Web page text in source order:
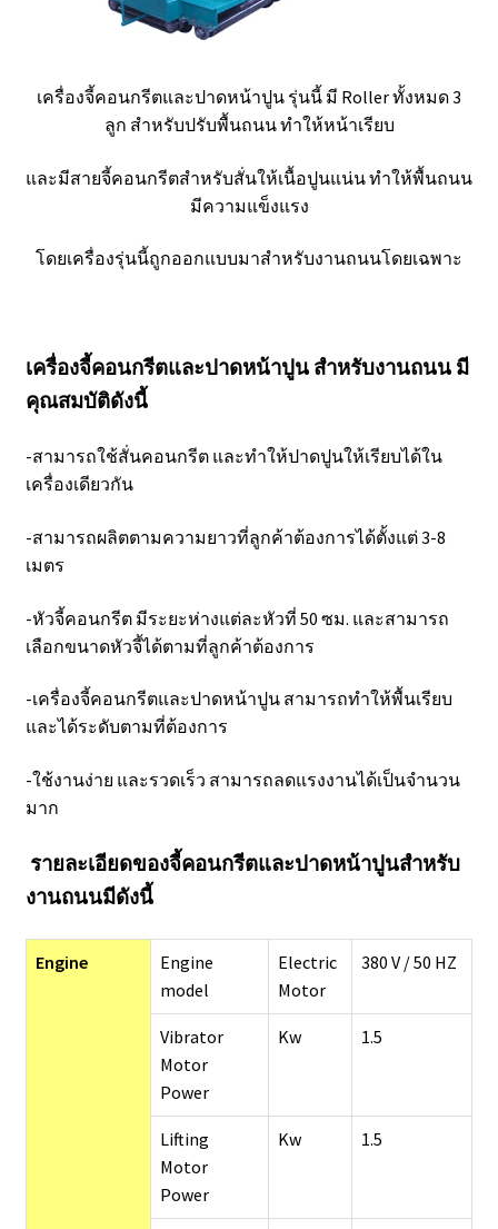
เครื่องจี้คอนกรีตและปาดหน้าปูน รุ่นนี้ มี Roller ทั้งหมด 3
ลูก สำหรับปรับพื้นถนน ทำให้หน้าเรียบ
และมีสายจี้คอนกรีตสำหรับสั่นให้เนื้อปูนแน่นทำให้พื้นถนน
มีความแข็งแรง
โดยเครื่องรุ่นนี้ถูกออกแบบมาสำหรับงานถนนโดยเฉพาะ
เครื่องจี้คอนกรีตและปาดหน้าปูน สำหรับงานถนน มี
คุณสมบัติดังนี้
-สามารถใช้สั่นคอนกรีต และทำให้ปาดปูนให้เรียบได้ใน
เครื่องเดียวกัน
-สามารถผลิตตามความยาวที่ลูกค้าต้องการได้ตั้งแต่ 3-8
เมตร
-หัวจี้คอนกรีต มีระยะห่างแต่ละหัวที่ 50 ซม. และสามารถ
เลือกขนาดหัวจี้ได้ตามที่ลูกค้าต้องการ
-เครื่องจี้คอนกรีตและปาดหน้าปูน สามารถทำให้พื้นเรียบ
และได้ระดับตามที่ต้องการ
-ใช้งานง่าย และรวดเร็ว สามารถลดแรงงานได้เป็นจำนวน
มาก
รายละเอียดของจี้คอนกรีตและปาดหน้าปูนสำหรับ
งานถนนมีดังนี้
Engine
Engine
model
Electric
Motor
380 V / 50 HZ
Vibrator
Motor
Power
Kw 1.5
Lifting
Motor
Power
Kw 1.5